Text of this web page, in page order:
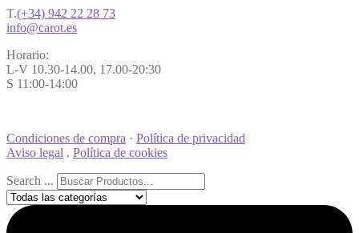
T.(+34) 942 22 28 73
info@carot.es
Horario:
L-V 10.30-14.00, 17.00-20:30
S 11:00-14:00
Condiciones de compra · Política de privacidad
Aviso legal . Política de cookies
Search ...